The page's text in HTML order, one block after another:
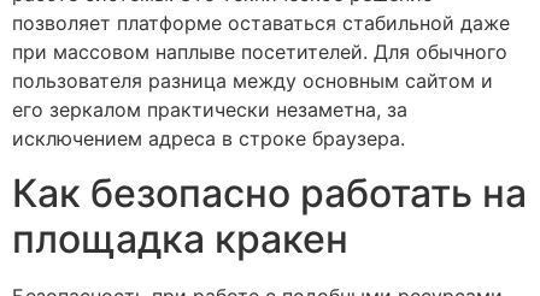
позволяет платформе оставаться стабильной даже
при массовом наплыве посетителей. Для обычного
пользователя разница между основным сайтом и
его зеркалом практически незаметна, за
исключением адреса в строке браузера.
Как безопасно работать на
площадка кракен